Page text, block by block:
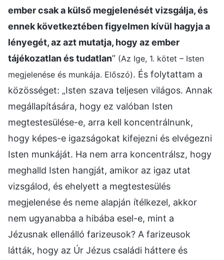
ember csak a külső megjelenését vizsgálja, és
ennek következtében figyelmen kívül hagyja a
lényegét, az azt mutatja, hogy az ember
tájékozatlan és tudatlan” (Az Ige, 1. kötet – Isten
megjelenése és munkája. Előszó). És folytattam a
közösséget: „Isten szava teljesen világos. Annak
megállapítására, hogy ez valóban Isten
megtestesülése-e, arra kell koncentrálnunk,
hogy képes-e igazságokat kifejezni és elvégezni
Isten munkáját. Ha nem arra koncentrálsz, hogy
meghalld Isten hangját, amikor az igaz utat
vizsgálod, és ehelyett a megtestesülés
megjelenése és neme alapján ítélkezel, akkor
nem ugyanabba a hibába esel-e, mint a
Jézusnak ellenálló farizeusok? A farizeusok
látták, hogy az Úr Jézus családi háttere és